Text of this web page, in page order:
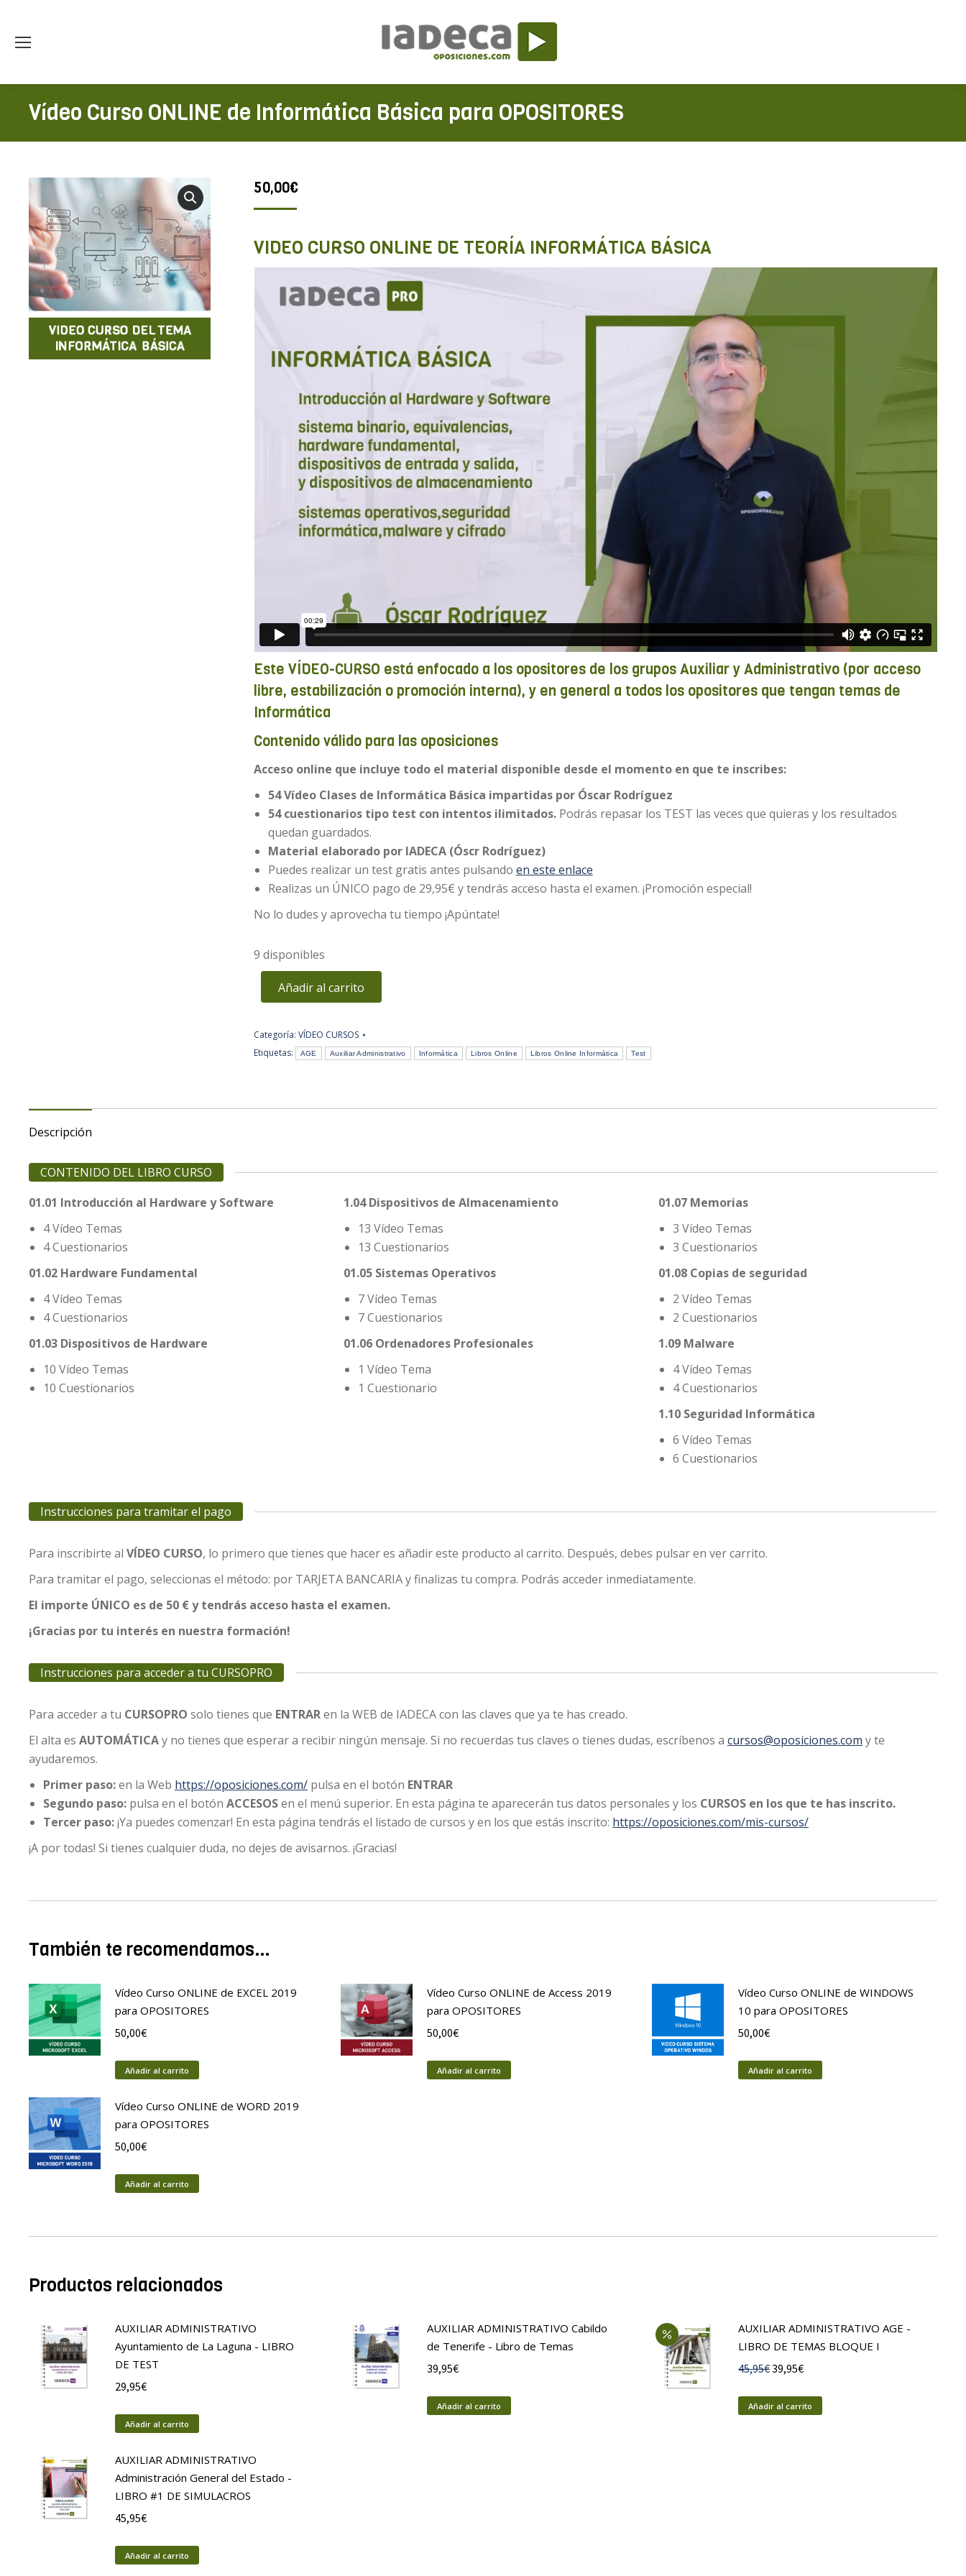
Vídeo Curso ONLINE de Informática Básica para OPOSITORES
50,00€
VIDEO CURSO ONLINE DE TEORÍA INFORMÁTICA BÁSICA
Este VÍDEO-CURSO está enfocado a los opositores de los grupos Auxiliar y Administrativo (por acceso
libre, estabilización o promoción interna), y en general a todos los opositores que tengan temas de
Informática
Contenido válido para las oposiciones
Acceso online que incluye todo el material disponible desde el momento en que te inscribes:
54 Vídeo Clases de Informática Básica impartidas por Óscar Rodríguez
54 cuestionarios tipo test con intentos ilimitados. Podrás repasar los TEST las veces que quieras y los resultados
quedan guardados.
Material elaborado por IADECA (Óscr Rodríguez)
Puedes realizar un test gratis antes pulsando en este enlace
Realizas un ÚNICO pago de 29,95€ y tendrás acceso hasta el examen. ¡Promoción especial!
No lo dudes y aprovecha tu tiempo ¡Apúntate!
9 disponibles
Añadir al carrito
Categoría: VÍDEO CURSOS
Etiquetas:
AGE Auxiliar Administrativo Informática Libros Online Libros Online Informática Test
Descripción
CONTENIDO DEL LIBRO CURSO
01.01 Introducción al Hardware y Software
4 Vídeo Temas
4 Cuestionarios
01.02 Hardware Fundamental
4 Vídeo Temas
4 Cuestionarios
01.03 Dispositivos de Hardware
10 Vídeo Temas
10 Cuestionarios
1.04 Dispositivos de Almacenamiento
13 Vídeo Temas
13 Cuestionarios
01.05 Sistemas Operativos
7 Vídeo Temas
7 Cuestionarios
01.06 Ordenadores Profesionales
1 Vídeo Tema
1 Cuestionario
01.07 Memorias
3 Vídeo Temas
3 Cuestionarios
01.08 Copias de seguridad
2 Vídeo Temas
2 Cuestionarios
1.09 Malware
4 Vídeo Temas
4 Cuestionarios
1.10 Seguridad Informática
6 Vídeo Temas
6 Cuestionarios
Instrucciones para tramitar el pago
Para inscribirte al VÍDEO CURSO, lo primero que tienes que hacer es añadir este producto al carrito. Después, debes pulsar en ver carrito.
Para tramitar el pago, seleccionas el método: por TARJETA BANCARIA y finalizas tu compra. Podrás acceder inmediatamente.
El importe ÚNICO es de 50 € y tendrás acceso hasta el examen.
¡Gracias por tu interés en nuestra formación!
Instrucciones para acceder a tu CURSOPRO
Para acceder a tu CURSOPRO solo tienes que ENTRARen la WEB de IADECA con las claves que ya te has creado.
El alta es AUTOMÁTICAy no tienes que esperar a recibir ningún mensaje. Si no recuerdas tus claves o tienes dudas, escríbenos a cursos@oposiciones.com y te
ayudaremos.
Primer paso:en la Web https://oposiciones.com/ pulsa en el botón ENTRAR
Segundo paso: pulsa en el botón ACCESOSen el menú superior. En esta página te aparecerán tus datos personales y los CURSOS en los que te has inscrito.
Tercer paso:¡Ya puedes comenzar! En esta página tendrás el listado de cursos y en los que estás inscrito: https://oposiciones.com/mis-cursos/
¡A por todas! Si tienes cualquier duda, no dejes de avisarnos. ¡Gracias!
También te recomendamos…
Vídeo Curso ONLINE de EXCEL 2019
para OPOSITORES
50,00€
Añadir al carrito
Vídeo Curso ONLINE de Access 2019
para OPOSITORES
50,00€
Añadir al carrito
Vídeo Curso ONLINE de WINDOWS
10 para OPOSITORES
50,00€
Añadir al carrito
Vídeo Curso ONLINE de WORD 2019
para OPOSITORES
50,00€
Añadir al carrito
Productos relacionados
AUXILIAR ADMINISTRATIVO
Ayuntamiento de La Laguna - LIBRO
DE TEST
29,95€
Añadir al carrito
AUXILIAR ADMINISTRATIVO Cabildo
de Tenerife - Libro de Temas
39,95€
Añadir al carrito
AUXILIAR ADMINISTRATIVO AGE -
LIBRO DE TEMAS BLOQUE I
45,95€El
original
39,95€El
actual
Añadir al carrito
AUXILIAR ADMINISTRATIVO
Administración General del Estado -
LIBRO #1 DE SIMULACROS
45,95€
Añadir al carrito